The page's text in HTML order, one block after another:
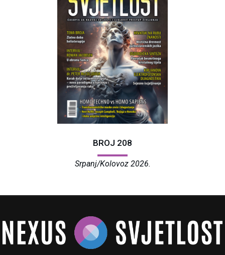
BROJ 208
Srpanj/Kolovoz 2026.